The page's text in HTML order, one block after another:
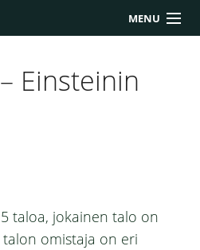
MENU
Einsteinin
taloa, jokainen talo on
talon omistaja on eri